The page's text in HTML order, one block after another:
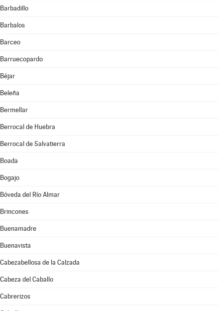
Barbadillo
Barbalos
Barceo
Barruecopardo
Béjar
Beleña
Bermellar
Berrocal de Huebra
Berrocal de Salvatierra
Boada
Bogajo
Bóveda del Río Almar
Brincones
Buenamadre
Buenavista
Cabezabellosa de la Calzada
Cabeza del Caballo
Cabrerizos